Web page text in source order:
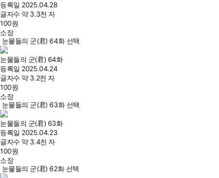
등록일 2025.04.28
글자수 약 3.3천 자
100원
소장
눈물들의 군(君) 64화 선택
눈물들의 군(君) 64화
등록일 2025.04.24
글자수 약 3.2천 자
100원
소장
눈물들의 군(君) 63화 선택
눈물들의 군(君) 63화
등록일 2025.04.23
글자수 약 3.4천 자
100원
소장
눈물들의 군(君) 62화 선택